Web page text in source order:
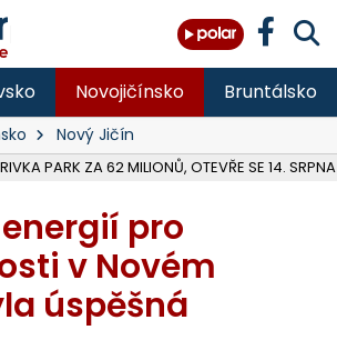
Novojičínsko Bruntálsko
Nový Jičín
PARK ZA 62 MILIONŮ, OTEVŘE SE 14. SRPNA
pro
v Novém
úspěšná